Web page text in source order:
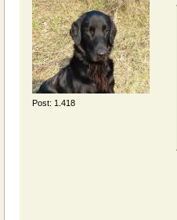
Post: 1.418